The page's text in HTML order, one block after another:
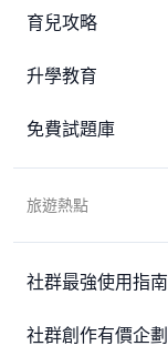
育兒攻略
升學教育
免費試題庫
旅遊熱點
社群最強使用指南
社群創作有價企劃